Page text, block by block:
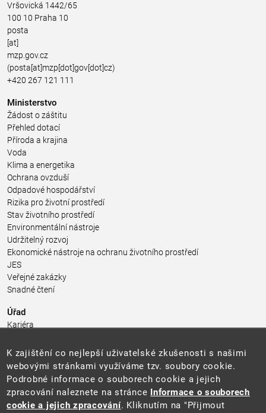
Vršovická 1442/65
100 10 Praha 10
posta
[at]
mzp.gov.cz
(posta[at]mzp[dot]gov[dot]cz)
+420 267 121 111
Ministerstvo
Žádost o záštitu
Přehled dotací
Příroda a krajina
Voda
Klima a energetika
Ochrana ovzduší
Odpadové hospodářství
Rizika pro životní prostředí
Stav životního prostředí
Environmentální nástroje
Udržitelný rozvoj
Ekonomické nástroje na ochranu životního prostředí
JES
Veřejné zakázky
Snadné čtení
Úřad
Kariéra
Pro média a veřejnost
Povinně zveřejňované informace
Kontakty
Přistupnost budovy úřadu MŽP
(PDF, 204 kB)
Web
K zajištění co nejlepší uživatelské zkušenosti s našimi
webovými stránkami využíváme tzv. soubory cookie.
Podrobné informace o souborech cookie a jejich
zpracování naleznete na stránce Informace o souborech
cookie a jejich zpracování. Kliknutím na "Přijmout